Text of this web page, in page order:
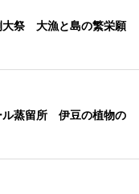
大祭 大漁と島の繁栄願
ル蒸留所 伊豆の植物の